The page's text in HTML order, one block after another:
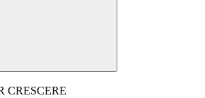
CRESCERE